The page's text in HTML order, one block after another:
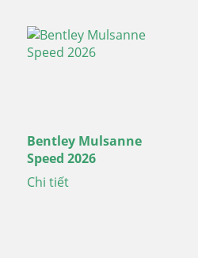
Bentley Mulsanne
Speed 2026
Chi tiết